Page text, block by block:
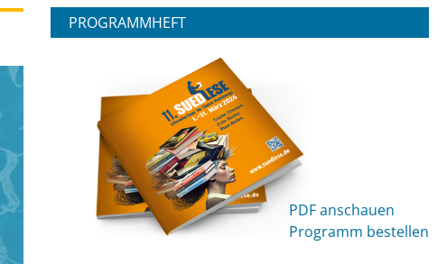
2. Juni 2021
Janika Hoffmann - Der Quell der Finsternis
Sascha Gutzeit - Detektivspinne Luise (ab 6 Jahren)
Online-Lesung
3. Juni 2021
Hamburger Autorenvereinigung - Bleiben Sie
negativ! Auftakt
Online-Lesung
PROGRAMMHEFT
PDF anschauen
Programm bestellen